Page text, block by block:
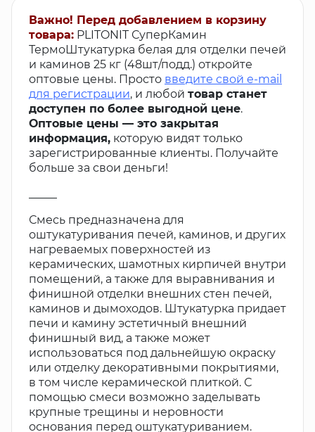
Важно! Перед добавлением в корзину
товара: PLITONIT СуперКамин
ТермоШтукатурка белая для отделки печей
и каминов 25 кг (48шт/подд.) откройте
оптовые цены. Просто введите свой e-mail
для регистрации, и любой товар станет
доступен по более выгодной цене.
Оптовые цены — это закрытая
информация, которую видят только
зарегистрированные клиенты. Получайте
больше за свои деньги!
Смесь предназначена для
оштукатуривания печей, каминов, и других
нагреваемых поверхностей из
керамических, шамотных кирпичей внутри
помещений, а также для выравнивания и
финишной отделки внешних стен печей,
каминов и дымоходов. Штукатурка придает
печи и камину эстетичный внешний
финишный вид, а также может
использоваться под дальнейшую окраску
или отделку декоративными покрытиями,
в том числе керамической плиткой. С
помощью смеси возможно заделывать
крупные трещины и неровности
основания перед оштукатуриванием.